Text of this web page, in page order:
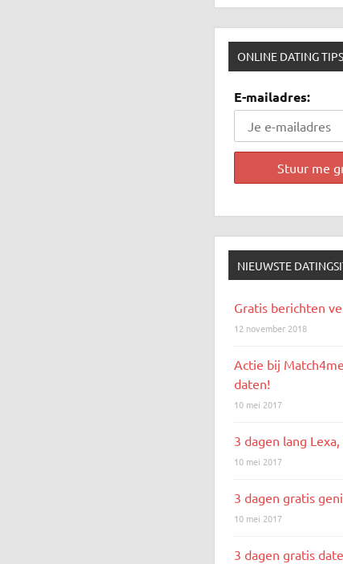
ONLINE DATING TIPS
E-mailadres:
NIEUWSTE
Gratis berichten
12 november 2018
Actie bij
daten!
10 mei 2017
3 dagen lang
10 mei 2017
3 dagen gratis
10 mei 2017
3 dagen gratis